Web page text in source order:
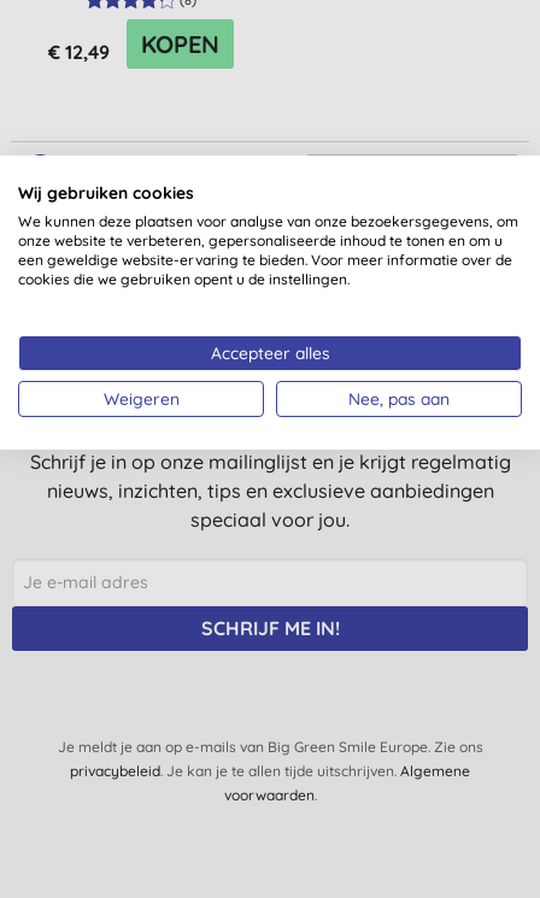
€ 12,49 KOPEN
Nog meer redenen voor een
glimlach?
Schrijf je in op onze mailinglijst en je krijgt regelmatig
nieuws, inzichten, tips en exclusieve aanbiedingen
speciaal voor jou.
SCHRIJF ME IN!
Je meldt je aan op e-mails van Big Green Smile Europe. Zie ons
privacybeleid. Je kan je te allen tijde uitschrijven. Algemene
voorwaarden.
Wij gebruiken cookies
We kunnen deze plaatsen voor analyse van onze bezoekersgegevens, om
onze website te verbeteren, gepersonaliseerde inhoud te tonen en om u
een geweldige website-ervaring te bieden. Voor meer informatie over de
cookies die we gebruiken opent u de instellingen.
Accepteer alles
Weigeren Nee, pas aan